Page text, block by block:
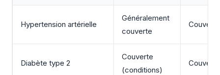
Hypertension artérielle
Généralement
couverte
Couverte
Diabète type 2
Couverte
(conditions)
Couverte